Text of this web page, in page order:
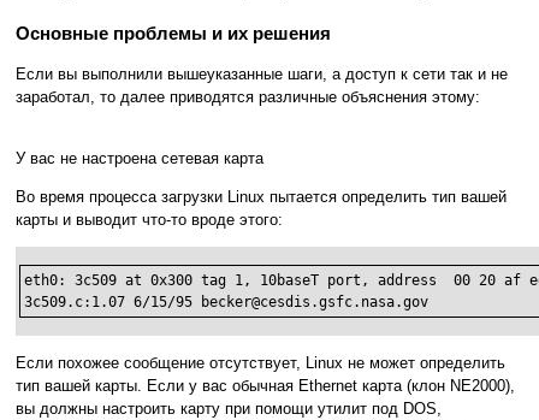
Основные проблемы и их решения
Если вы выполнили вышеуказанные шаги, а доступ к сети так и не
заработал, то далее приводятся различные объяснения этому:
У вас не настроена сетевая карта
Во время процесса загрузки Linux пытается определить тип вашей
карты и выводит что-то вроде этого:
eth0: 3c509 at 0x300 tag 1, 10baseT port, address  00 20 af
3c509.c:1.07 6/15/95 becker@cesdis.gsfc.nasa.gov
Если похожее сообщение отсутствует, Linux не может определить
тип вашей карты. Если у вас обычная Ethernet карта (клон NE2000),
вы должны настроить карту при помощи утилит под DOS,